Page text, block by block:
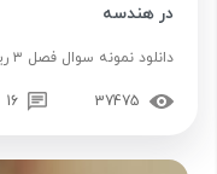
در هندسه
دانلود نمونه سوال فصل ۳ ریاضی نهم همراه با جواب فایل Pdf و ...
37475
16